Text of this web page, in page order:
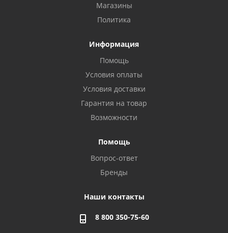
Магазины
Политика
Информация
Помощь
Условия оплаты
Условия доставки
Гарантия на товар
Возможности
Помощь
Вопрос-ответ
Бренды
Наши контакты
8 800 350-75-60